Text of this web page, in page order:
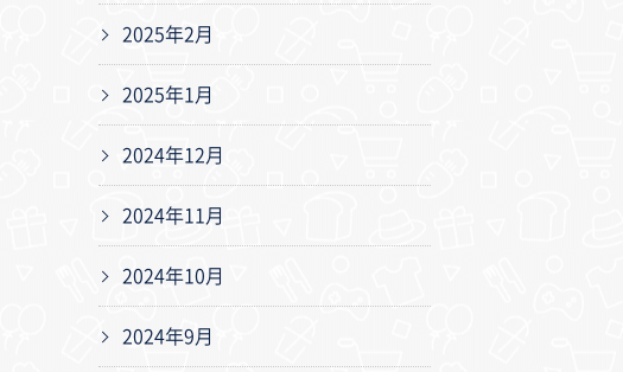
2025年2月
2025年1月
2024年12月
2024年11月
2024年10月
2024年9月